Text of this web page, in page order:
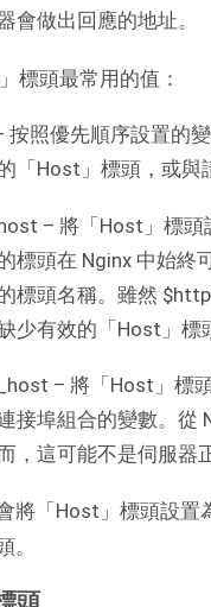
會做出回應的地址。
標頭最常用的值：
按照優先順序設置的
「Host」標頭，或與
– 將「Host」標頭
標頭在 Nginx 中始終
標頭名稱。雖然
少有效的「Host」標
– 將「Host」標
接埠組合的變數。從
，這可能不是伺服器
將「Host」標頭設
。
頭